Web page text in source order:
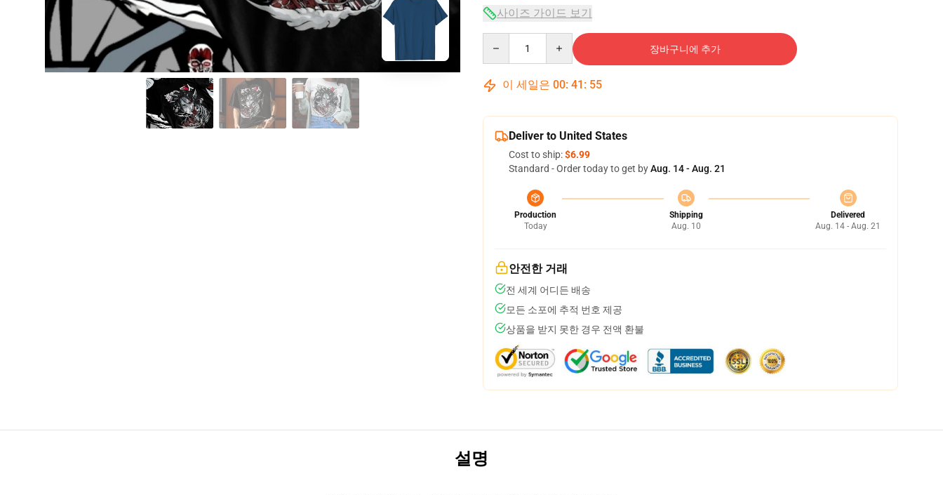
사이즈 가이드 보기
장바구니에 추가
이 세일은 00: 41 : 53
Deliver to United States
Cost to ship:$6.99
Standard - Order today to get byAug. 14 - Aug. 21
Production
Today
Shipping
Aug. 10
Delivered
Aug. 14 - Aug. 21
안전한 거래
전 세계 어디든 배송
모든 소포에 추적 번호 제공
상품을 받지 못한 경우 전액 환불
설명